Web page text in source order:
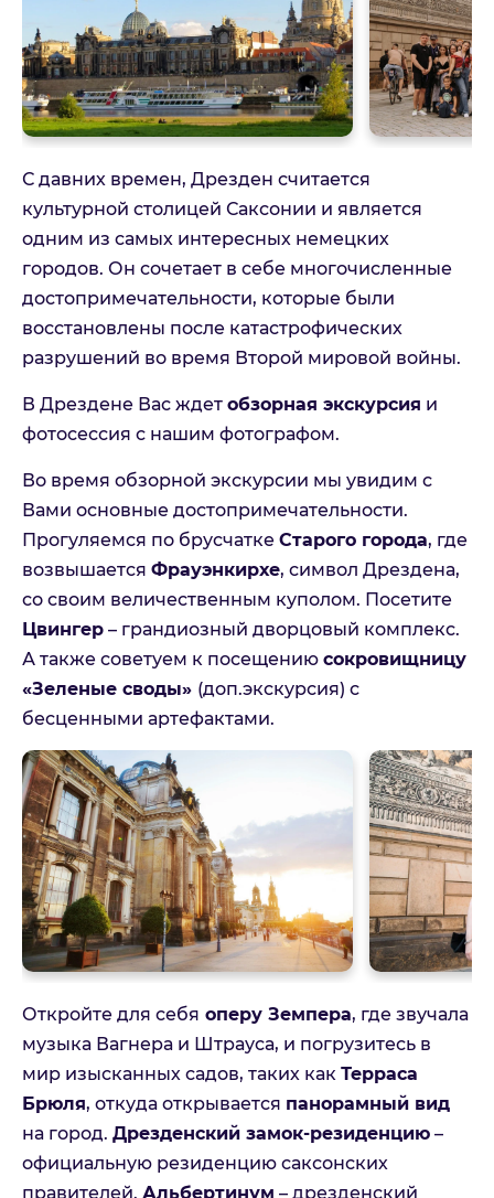
С давних времен, Дрезден считается
культурной столицей Саксонии и является
одним из самых интересных немецких
городов. Он сочетает в себе многочисленные
достопримечательности, которые были
восстановлены после катастрофических
разрушений во время Второй мировой войны.
В Дрездене Вас ждет обзорная экскурсия и
фотосессия с нашим фотографом.
Во время обзорной экскурсии мы увидим с
Вами основные достопримечательности.
Прогуляемся по брусчатке Старого города, где
возвышается Фрауэнкирхе, символ Дрездена,
со своим величественным куполом. Посетите
Цвингер – грандиозный дворцовый комплекс.
А также советуем к посещению сокровищницу
«Зеленые своды» (доп.экскурсия) с
бесценными артефактами.
Откройте для себя оперу Земпера, где звучала
музыка Вагнера и Штрауса, и погрузитесь в
мир изысканных садов, таких как Терраса
Брюля, откуда открывается панорамный вид
на город. Дрезденский замок-резиденцию –
официальную резиденцию саксонских
правителей. Альбертинум – дрезденский
Можете оставить дополнительные контактные данные
или пожелания
Принимаю:Политика
конфиденциальности
Принимаю:Условия оказания
туристических услуг
Отмена
Отправить